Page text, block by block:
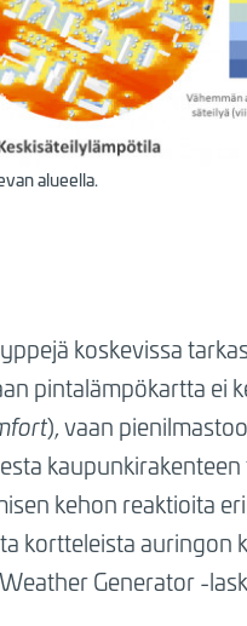
alueella.
koskevissa
pintalämpökartta ei
), vaan
kehon reaktioita
kortteleista auringon
Generator -